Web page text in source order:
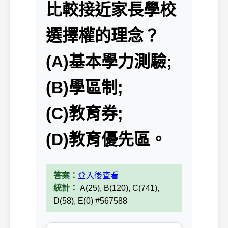
比較接近家長學校
選擇權的理念？
(A)基本學力測驗;
(B)學區制;
(C)教育券;
(D)教育優先區。
答案： 登入後查看
統計： A(25), B(120), C(741),
D(58), E(0) #567588